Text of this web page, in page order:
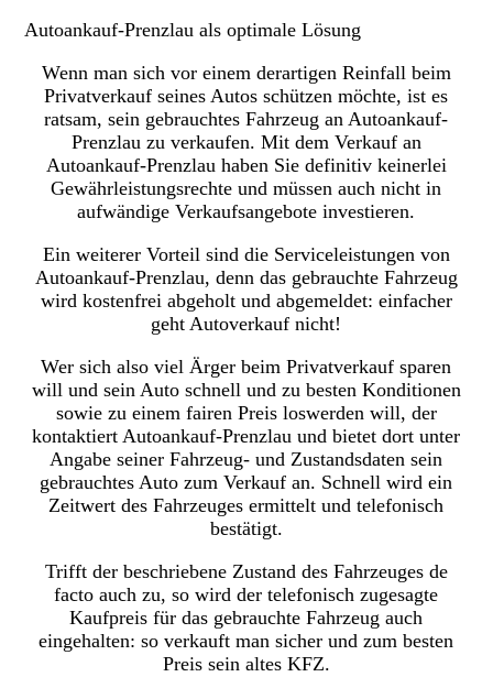
Autoankauf-Prenzlau als optimale Lösung
Wenn man sich vor einem derartigen Reinfall beim
Privatverkauf seines Autos schützen möchte, ist es
ratsam, sein gebrauchtes Fahrzeug an Autoankauf-
Prenzlau zu verkaufen. Mit dem Verkauf an
Autoankauf-Prenzlau haben Sie definitiv keinerlei
Gewährleistungsrechte und müssen auch nicht in
aufwändige Verkaufsangebote investieren.
Ein weiterer Vorteil sind die Serviceleistungen von
Autoankauf-Prenzlau, denn das gebrauchte Fahrzeug
wird kostenfrei abgeholt und abgemeldet: einfacher
geht Autoverkauf nicht!
Wer sich also viel Ärger beim Privatverkauf sparen
will und sein Auto schnell und zu besten Konditionen
sowie zu einem fairen Preis loswerden will, der
kontaktiert Autoankauf-Prenzlau und bietet dort unter
Angabe seiner Fahrzeug- und Zustandsdaten sein
gebrauchtes Auto zum Verkauf an. Schnell wird ein
Zeitwert des Fahrzeuges ermittelt und telefonisch
bestätigt.
Trifft der beschriebene Zustand des Fahrzeuges de
facto auch zu, so wird der telefonisch zugesagte
Kaufpreis für das gebrauchte Fahrzeug auch
eingehalten: so verkauft man sicher und zum besten
Preis sein altes KFZ.